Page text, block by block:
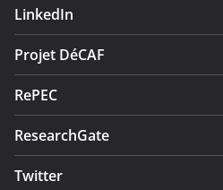
LinkedIn
Projet DéCAF
RePEC
ResearchGate
Twitter